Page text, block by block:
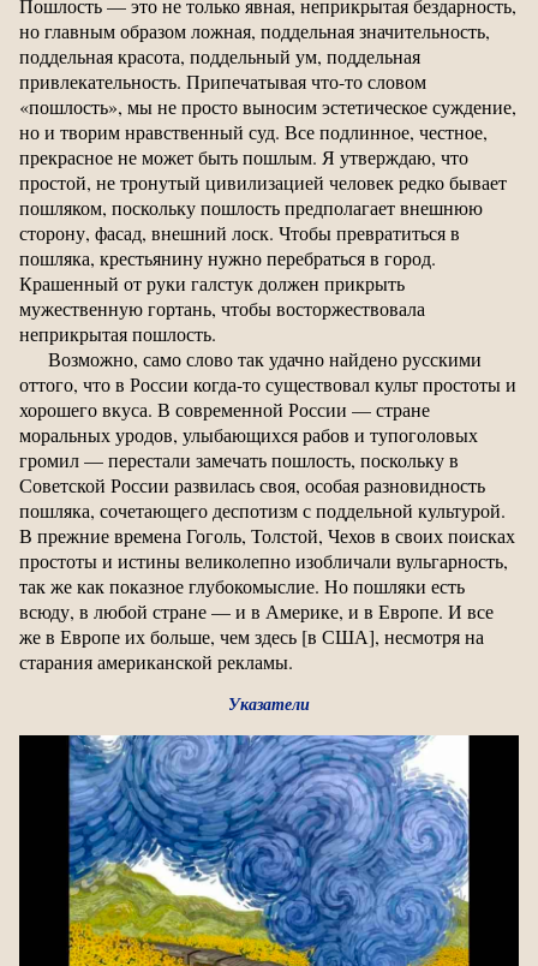
Пошлость — это не только явная, неприкрытая бездарность,
но главным образом ложная, поддельная значительность,
поддельная красота, поддельный ум, поддельная
привлекательность. Припечатывая что-то словом
«пошлость», мы не просто выносим эстетическое суждение,
но и творим нравственный суд. Все подлинное, честное,
прекрасное не может быть пошлым. Я утверждаю, что
простой, не тронутый цивилизацией человек редко бывает
пошляком, поскольку пошлость предполагает внешнюю
сторону, фасад, внешний лоск. Чтобы превратиться в
пошляка, крестьянину нужно перебраться в город.
Крашенный от руки галстук должен прикрыть
мужественную гортань, чтобы восторжествовала
неприкрытая пошлость.
Возможно, само слово так удачно найдено русскими
оттого, что в России когда-то существовал культ простоты и
хорошего вкуса. В современной России — стране
моральных уродов, улыбающихся рабов и тупоголовых
громил — перестали замечать пошлость, поскольку в
Советской России развилась своя, особая разновидность
пошляка, сочетающего деспотизм с поддельной культурой.
В прежние времена Гоголь, Толстой, Чехов в своих поисках
простоты и истины великолепно изобличали вульгарность,
так же как показное глубокомыслие. Но пошляки есть
всюду, в любой стране — и в Америке, и в Европе. И все
же в Европе их больше, чем здесь [в США], несмотря на
старания американской рекламы.
Указатели